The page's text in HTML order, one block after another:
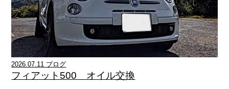
2026.07.11 ブログ
フィアット500 オイル交換